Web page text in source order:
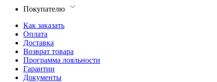
Покупателю
Как заказать
Оплата
Доставка
Возврат товара
Программа лояльности
Гарантии
Документы